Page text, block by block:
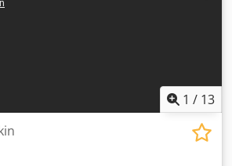
1 / 13